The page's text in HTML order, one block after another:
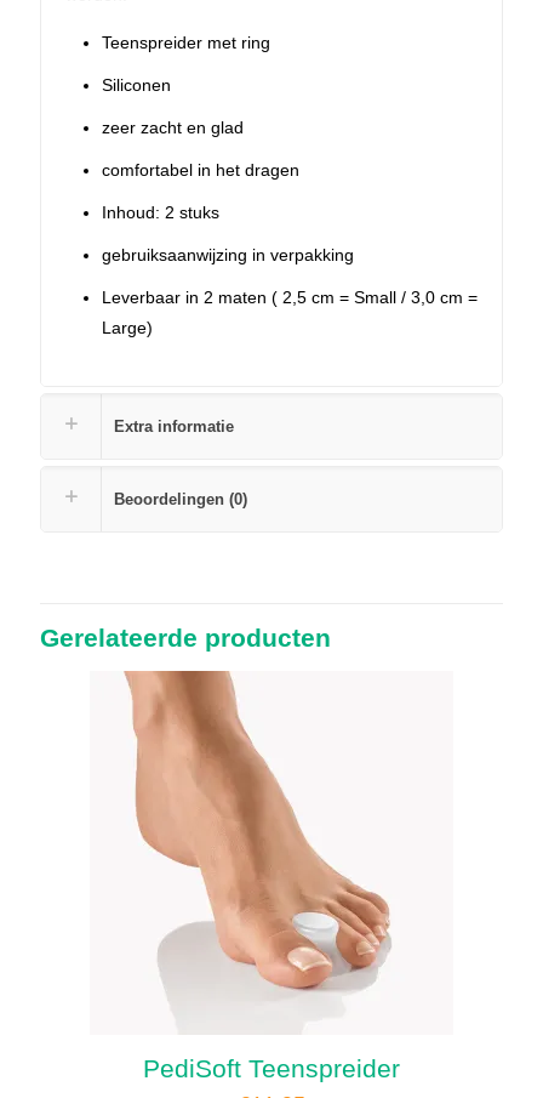
Teenspreider met ring
Siliconen
zeer zacht en glad
comfortabel in het dragen
Inhoud: 2 stuks
gebruiksaanwijzing in verpakking
Leverbaar in 2 maten ( 2,5 cm = Small / 3,0 cm =
Large)
Extra informatie
Beoordelingen (0)
Gerelateerde producten
PediSoft Teenspreider